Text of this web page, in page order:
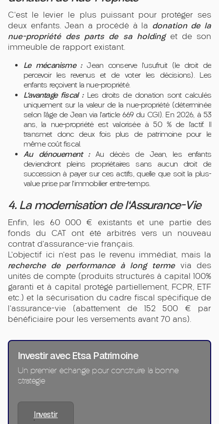
C'est le levier le plus puissant pour protéger ses
deux enfants. Jean a procédé à la donation de la
nue-propriété des parts de sa holdinget de son
immeuble de rapport existant.
Le mécanisme :Jean conserve l'usufruit (le droit de
percevoir les revenus et de voter les décisions). Les
enfants reçoivent la nue-propriété.
L'avantage fiscal :Les droits de donation sont calculés
uniquement sur la valeur de la nue-propriété (déterminée
selon l'âge de Jean via l'article 669 du CGI). En 2026, à 53
ans, la nue-propriété est valorisée à 50 % de l'actif. Il
transmet donc deux fois plus de patrimoine pour le
même coût fiscal.
Au dénouement :Au décès de Jean, les enfants
deviendront pleins propriétaires sans aucun droit de
succession à payer sur ces actifs, quelle que soit la plus-
value prise par l'immobilier entre-temps.
4. La modernisation de l'Assurance-Vie
Enfin, les 60 000 € existants et une partie des
fonds du CAT ont été arbitrés vers un nouveau
contrat d'assurance-vie français.
L'objectif ici n'est pas le revenu immédiat, mais la
recherche de performance à long termevia des
unités de compte (produits structurés à capital 100%
garanti et à capital protégé partiellement, FCPR, ETF
etc.) et la sécurisation du cadre fiscal spécifique de
l'assurance-vie (abattement de 152 500 € par
bénéficiaire pour les versements avant 70 ans).
Investir avec Etsa Patrimoine
Un premier échange pour construire la bonne
stratégie
Investir